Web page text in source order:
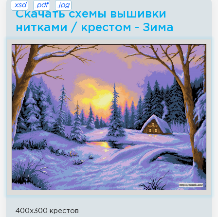
Скачать схемы вышивки
нитками / крестом - Зима
.xsd .pdf .jpg
400x300 крестов